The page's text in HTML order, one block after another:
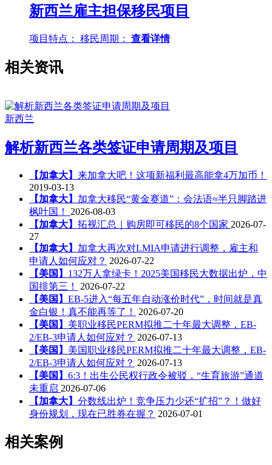
新西兰雇主担保移民项目
项目特点： 移民周期： 查看详情
相关资讯
新西兰
解析新西兰各类签证申请周期及项目
【加拿大】 来加拿大吧！这项新福利最高能拿4万加币！
2019-03-13
【加拿大】 加拿大移民“黄金赛道”：会法语≈半只脚踏进
枫叶国！ 2026-08-03
【加拿大】 拓视汇总｜购房即可移民的8个国家 2026-07-
27
【加拿大】 加拿大再次对LMIA申请进行调整，雇主和
申请人如何应对？ 2026-07-22
【美国】 132万人拿绿卡！2025美国移民大数据出炉，中
国排第三！
2026-07-22
【美国】 EB-5进入“每五年自动涨价时代”，时间就是真
金白银！真不能再等了！
2026-07-20
【美国】 美职业移民PERM拟推二十年最大调整，EB-
2/EB-3申请人如何应对？ 2026-07-13
【美国】 美国职业移民PERM拟推二十年最大调整，EB-
2/EB-3申请人如何应对？ 2026-07-13
【美国】 6:3！出生公民权行政令被驳，“生育旅游”通道
未重启 2026-07-06
【加拿大】 分数线出炉！竞争压力少还“扩招”？！做好
身份规划，现在已胜券在握？ 2026-07-01
相关案例